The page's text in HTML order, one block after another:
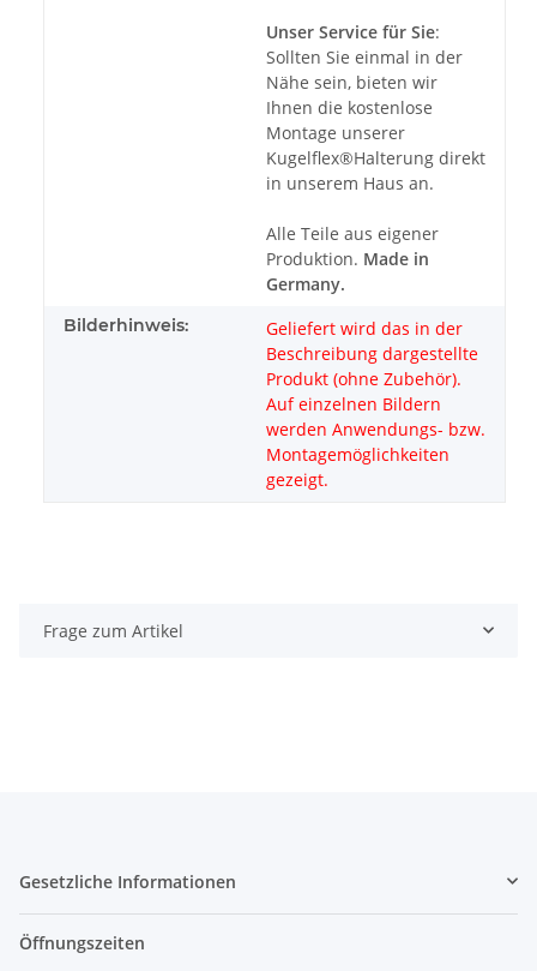
Unser Service für Sie:
Sollten Sie einmal in der
Nähe sein, bieten wir
Ihnen die kostenlose
Montage unserer
Kugelflex®Halterung direkt
in unserem Haus an.
Alle Teile aus eigener
Produktion. Made in
Germany.
Bilderhinweis:
Geliefert wird das in der
Beschreibung dargestellte
Produkt (ohne Zubehör).
Auf einzelnen Bildern
werden Anwendungs- bzw.
Montagemöglichkeiten
gezeigt.
Frage zum Artikel
Gesetzliche Informationen
Öffnungszeiten